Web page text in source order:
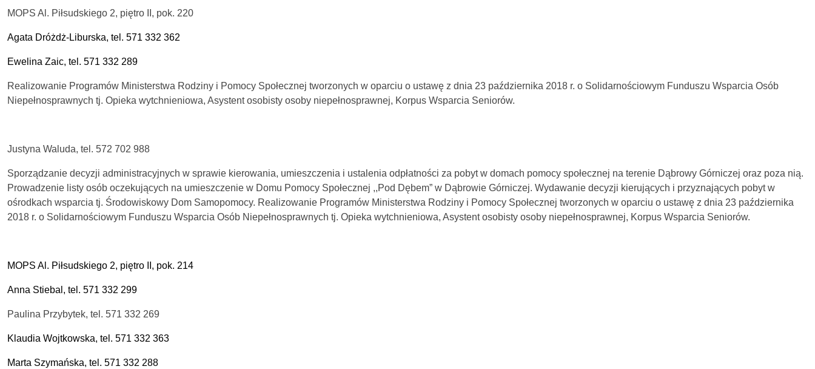
MOPS Al. Piłsudskiego 2, piętro II, pok. 220
Agata Dróżdż-Liburska, tel. 571 332 362
Ewelina Zaic, tel. 571 332 289
Realizowanie Programów Ministerstwa Rodziny i Pomocy Społecznej tworzonych w oparciu o ustawę z dnia 23 października 2018 r. o Solidarnościowym Funduszu Wsparcia Osób
Niepełnosprawnych tj. Opieka wytchnieniowa, Asystent osobisty osoby niepełnosprawnej, Korpus Wsparcia Seniorów.
Justyna Waluda, tel. 572 702 988
Sporządzanie decyzji administracyjnych w sprawie kierowania, umieszczenia i ustalenia odpłatności za pobyt w domach pomocy społecznej na terenie Dąbrowy Górniczej oraz poza nią.
Prowadzenie listy osób oczekujących na umieszczenie w Domu Pomocy Społecznej ,,Pod Dębem” w Dąbrowie Górniczej. Wydawanie decyzji kierujących i przyznających pobyt w
ośrodkach wsparcia tj. Środowiskowy Dom Samopomocy. Realizowanie Programów Ministerstwa Rodziny i Pomocy Społecznej tworzonych w oparciu o ustawę z dnia 23 października
2018 r. o Solidarnościowym Funduszu Wsparcia Osób Niepełnosprawnych tj. Opieka wytchnieniowa, Asystent osobisty osoby niepełnosprawnej, Korpus Wsparcia Seniorów.
MOPS Al. Piłsudskiego 2, piętro II, pok. 214
Anna Stiebal, tel. 571 332 299
Paulina Przybytek, tel. 571 332 269
Klaudia Wojtkowska, tel. 571 332 363
Marta Szymańska, tel. 571 332 288